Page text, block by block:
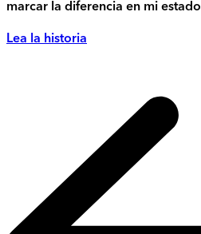
marcar la diferencia en mi estado
Lea la historia